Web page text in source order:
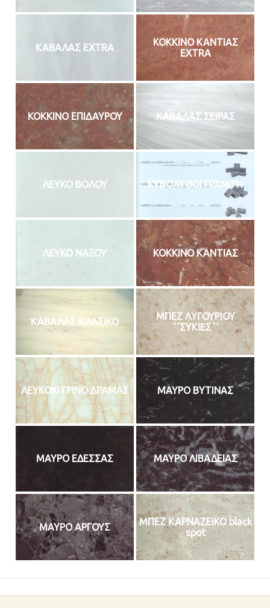
ΚΑΒΑΛΑΣ ΕΧΤRA
ΚΟΚΚΙΝΟ ΚΑΝΤΙΑΣ
EXTRA
ΚΟΚΚΙΝΟ ΕΠΙΔΑΥΡΟΥ ΚΑΒΑΛΑΣ ΣΕΙΡΑΣ
ΛΕΥΚΟ ΒΟΛΟΥ ΚΥΒΟΛΥΘΟΙ ΓΡΑΝΙΤΗ
ΛΕΥΚΟ ΝΑΞΟΥ ΚΟΚΚΙΝΟ ΚΑΝΤΙΑΣ
ΚΑΒΑΛΑΣ ΚΛΑΣΙΚΟ
ΜΠΕΖ ΛΥΓΟΥΡΙΟΥ
΄΄ΣΥΚΙΕΣ΄΄
ΛΕΥΚΟΚΙΤΡΙΝΟ ΔΡΑΜΑΣ ΜΑΥΡΟ ΒΥΤΙΝΑΣ
ΜΑΥΡΟ ΕΔΕΣΣΑΣ ΜΑΥΡΟ ΛΙΒΑΔΕΙΑΣ
ΜΑΥΡΟ ΑΡΓΟΥΣ
ΜΠΕΖ ΚΑΡΝΑΖΕΙΚΟ black
spot